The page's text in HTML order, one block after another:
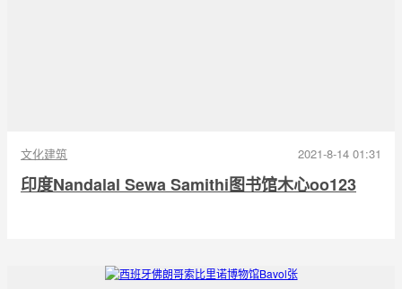
文化建筑 2021-8-14 01:31
印度Nandalal Sewa Samithi图书馆木心oo123